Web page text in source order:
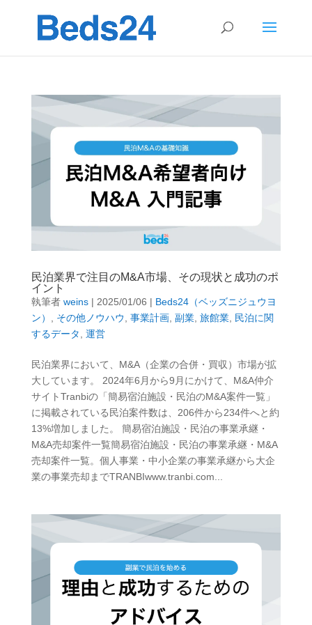
民泊業界で注目のM&A市場、その現状と成功のポ
イント
執筆者 weins| 2025/01/06 | Beds24（ベッズニジュウヨ
ン）
その他ノウハウ 事業計画, 副業, 旅館業,
民泊に関
するデータ
運営
民泊業界において、M&A（企業の合併・買収）市場が拡
大しています。 2024年6月から9月にかけて、M&A仲介
サイトTranbiの「簡易宿泊施設・民泊のM&A案件一覧」
に掲載されている民泊案件数は、206件から234件へと約
13%増加しました。 簡易宿泊施設・民泊の事業承継・
M&A売却案件一覧簡易宿泊施設・民泊の事業承継・M&A
売却案件一覧。個人事業・中小企業の事業承継から大企
業の事業売却までTRANBIwww.tranbi.com...